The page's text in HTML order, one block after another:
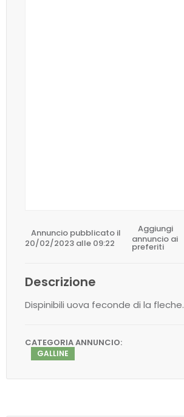
Annuncio pubblicato il
20/02/2023 alle 09:22
Aggiungi
annuncio ai
preferiti
Descrizione
Dispinibili uova feconde di la fleche.
CATEGORIA ANNUNCIO:
GALLINE